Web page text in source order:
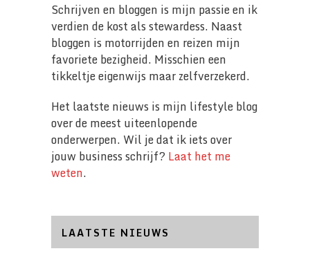
Schrijven en bloggen is mijn passie en ik
verdien de kost als stewardess. Naast
bloggen is motorrijden en reizen mijn
favoriete bezigheid. Misschien een
tikkeltje eigenwijs maar zelfverzekerd.
Het laatste nieuws is mijn lifestyle blog
over de meest uiteenlopende
onderwerpen. Wil je dat ik iets over
jouw business schrijf? Laat het me
weten.
LAATSTE NIEUWS